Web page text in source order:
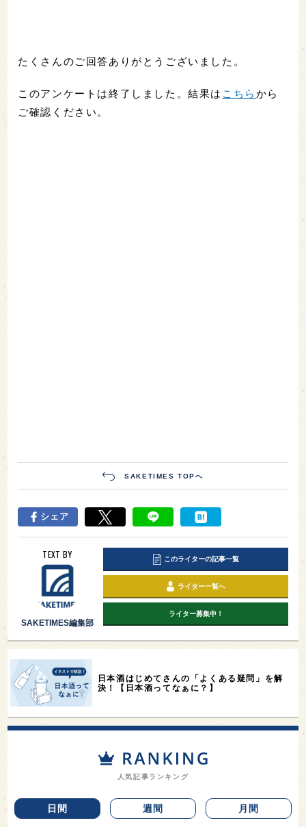
たくさんのご回答ありがとうございました。
このアンケートは終了しました。結果は こちら から
ご確認ください。
SAKETIMES TOPへ
シェア
TEXT BY
SAKETIMES編集部
このライターの記事一覧
ライター一覧へ
ライター募集中！
日本酒はじめてさんの「よくある疑問」を解
決！【日本酒ってなぁに？】
人気記事ランキング
日間 週間 月間